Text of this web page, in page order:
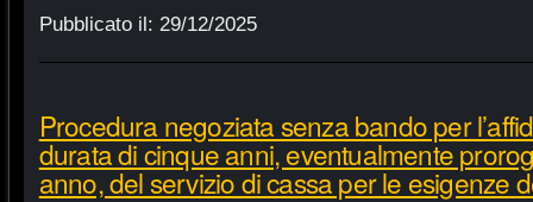
Pubblicato il: 29/12/2025
Procedura negoziata senza bando per
durata di cinque anni, eventualmente
anno, del servizio di cassa per le esigenze